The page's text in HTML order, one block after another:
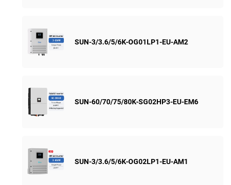
SUN-3/3.6/5/6K-OG01LP1-EU-AM2
SUN-60/70/75/80K-SG02HP3-EU-EM6
SUN-3/3.6/5/6K-OG02LP1-EU-AM1